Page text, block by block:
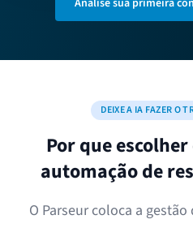
DEIXE A IA FAZER O
Por que
automação de
O Parseur coloca a